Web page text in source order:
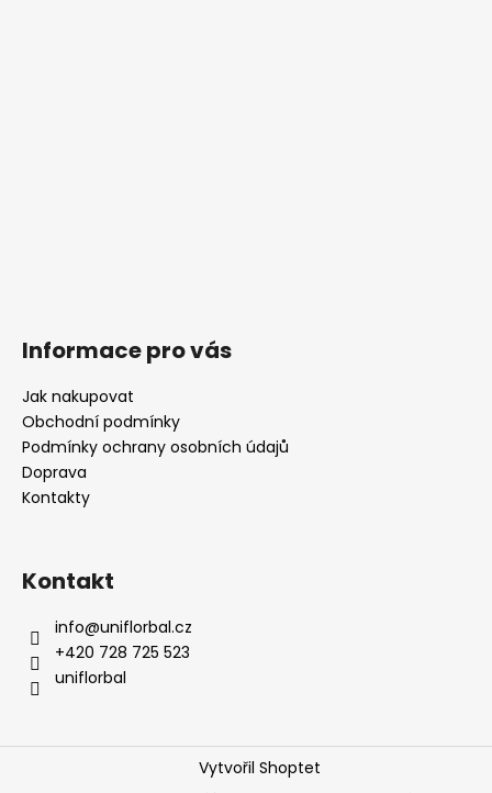
Informace pro vás
Jak nakupovat
Obchodní podmínky
Podmínky ochrany osobních údajů
Doprava
Kontakty
Kontakt
info@uniflorbal.cz
+420 728 725 523
uniflorbal
Vytvořil Shoptet